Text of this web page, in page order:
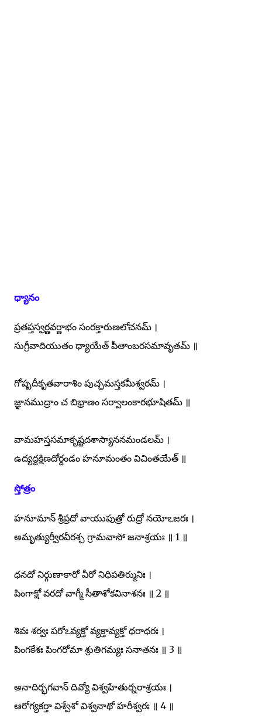
ధ్యానం
ప్రతప్తస్వర్ణవర్ణాభం సంరక్తారుణలోచనమ్ ।
సుగ్రీవాదియుతం ధ్యాయేత్ పీతాంబరసమావృతమ్ ॥
గోష్పదీకృతవారాశిం పుచ్ఛమస్తకమీశ్వరమ్ ।
జ్ఞానముద్రాం చ బిభ్రాణం సర్వాలంకారభూషితమ్ ॥
వామహస్తసమాకృష్టదశాస్యాననమండలమ్ ।
ఉద్యద్దక్షిణదోర్దండం హనూమంతం విచింతయేత్ ॥
స్తోత్రం
హనూమాన్ శ్రీప్రదో వాయుపుత్రో రుద్రో నయోఽజరః ।
అమృత్యుర్వీరవీరశ్చ గ్రామవాసో జనాశ్రయః ॥ 1 ॥
ధనదో నిర్గుణాకారో వీరో నిధిపతిర్మునిః ।
పింగాక్షో వరదో వాగ్మీ సీతాశోకవినాశనః ॥ 2 ॥
శివః శర్వః పరోఽవ్యక్తో వ్యక్తావ్యక్తో ధరాధరః ।
పింగకేశః పింగరోమా శ్రుతిగమ్యః సనాతనః ॥ 3 ॥
అనాదిర్భగవాన్ దివ్యో విశ్వహేతుర్నరాశ్రయః ।
ఆరోగ్యకర్తా విశ్వేశో విశ్వనాథో హరీశ్వరః ॥ 4 ॥